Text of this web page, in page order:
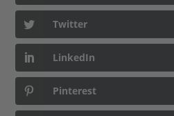
Twitter
LinkedIn
Pinterest